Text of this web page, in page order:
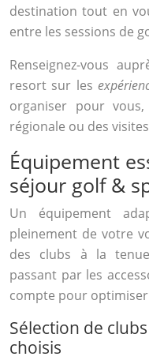
destination tout en
entre les sessions de
Renseignez-vous
resort sur les
organiser pour
régionale ou des
Équipement
séjour golf &
Un équipement
pleinement de votre
des clubs à la
passant par les
compte pour
Sélection de
choisis